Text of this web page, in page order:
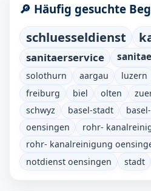
🔎 Häufig gesuchte
schluesseldienst
sanitaerservice
solothurn aargau luzern
freiburg
biel olten
schwyz
basel-stadt
oensingen
rohr-
rohr- kanalreinigung
notdienst oensingen
stadt